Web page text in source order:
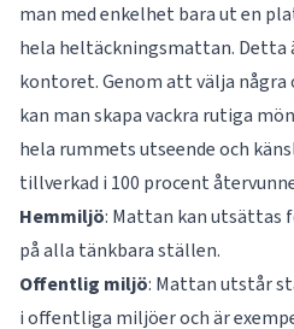
man med enkelhet bara ut en
hela heltäckningsmattan.
kontoret. Genom att välja
kan man skapa vackra rutiga
hela rummets utseende och
tillverkad i 100 procent
Hemmiljö: Mattan kan utsättas
på alla tänkbara ställen.
Offentlig miljö: Mattan utstår
i offentliga miljöer och är